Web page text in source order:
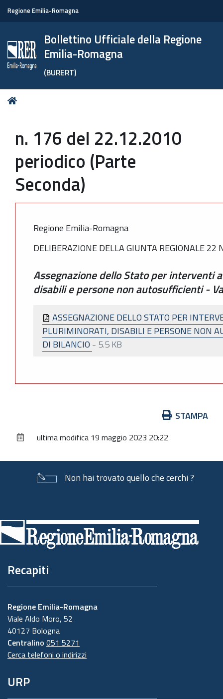
Regione Emilia-Romagna
Bollettino Ufficiale della Regione
Emilia-Romagna
(BURERT)
Tu
n. 176 del 22.12.2010
periodico (Parte
Seconda)
Regione Emilia-Romagna
DELIBERAZIONE DELLA GIUNTA REGIONALE
Assegnazione dello Stato per interventi
disabili e persone non autosufficienti -
ASSEGNAZIONE DELLO STATO PER
PLURIMINORATI, DISABILI E PERSONE NON
DI BILANCIO - 5.5 KB
documento
STAMPA
ultima modifica 19 maggio 2023 20:22
Non hai trovato quello che cerchi ?
di
pagina
Recapiti
Regione Emilia-Romagna
Viale Aldo Moro, 52
40127 Bologna
Centralino 051 5271
Cerca telefoni o indirizzi
URP